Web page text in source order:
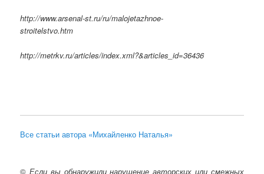
http://www.arsenal-st.ru/ru/malojetazhnoe-
stroitelstvo.htm
http://metrkv.ru/articles/index.xml?&articles_id=36436
Все статьи автора «Михайленко Наталья»
© Если вы обнаружили нарушение авторских или смежных